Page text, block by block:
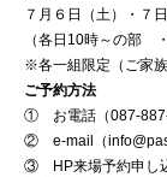
７月６日（土）・７
（各日10時～の
※各一組限定（ご家
ご予約方法
① お電話（087-887-
② e-mail（
③ HP来場予約申し